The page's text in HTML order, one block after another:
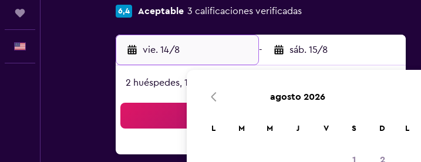
6,4 Aceptable 3 calificaciones verificadas
vie. 14/8 - sáb. 15/8
2 huéspedes, 1 habitación
agosto 2026
L M M J V S D
1 2
L